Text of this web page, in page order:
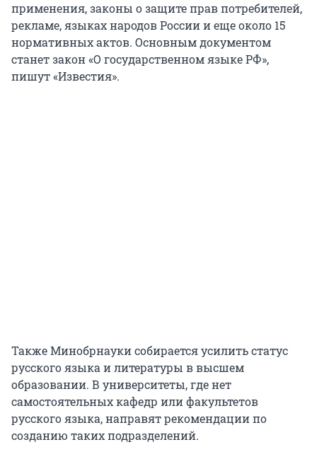
применения, законы о защите прав потребителей,
рекламе, языках народов России и еще около 15
нормативных актов. Основным документом
станет закон «О государственном языке РФ»,
пишут «Известия».
Также Минобрнауки собирается усилить статус
русского языка и литературы в высшем
образовании. В университеты, где нет
самостоятельных кафедр или факультетов
русского языка, направят рекомендации по
созданию таких подразделений.